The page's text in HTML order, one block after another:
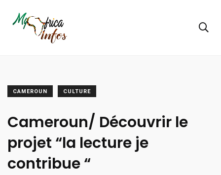
CAMEROUN CULTURE
Cameroun/ Découvrir le
projet “la lecture je
contribue “